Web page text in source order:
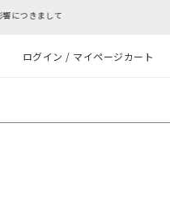
ログイン / マイページカート